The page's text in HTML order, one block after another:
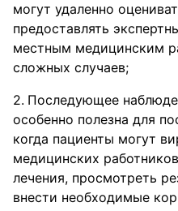
могут удаленно
предоставлять
местным медицинским
сложных случаев;
Последующее
особенно полезна для
когда пациенты могут
медицинских
лечения, просмотреть
внести необходимые